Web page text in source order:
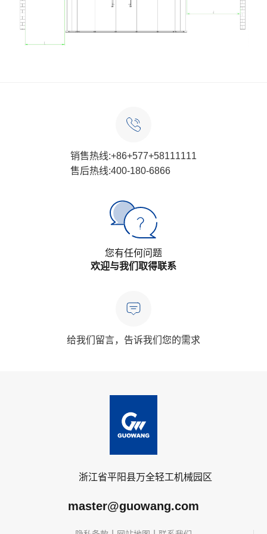
销售热线:+86+577+58111111
售后热线:400-180-6866
您有任何问题
欢迎与我们取得联系
给我们留言，告诉我们您的需求
浙江省平阳县万全轻工机械园区
master@guowang.com